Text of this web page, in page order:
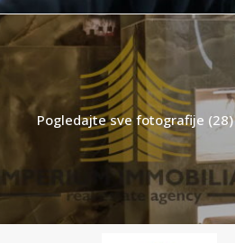
Pogledajte sve fotografije (28)